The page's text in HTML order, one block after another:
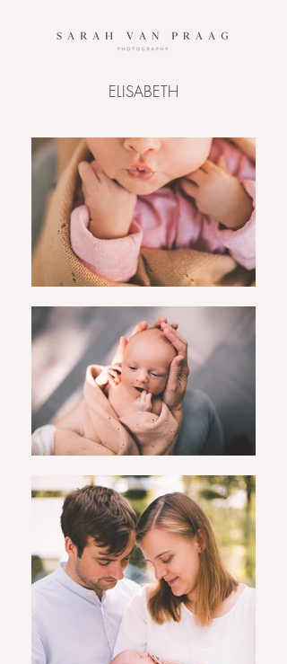
ELISABETH